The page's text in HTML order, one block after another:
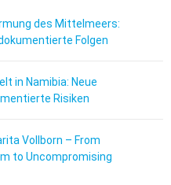
des Mittelmeers:
Folgen
in Namibia: Neue
Risiken
Vollborn – From
to Uncompromising